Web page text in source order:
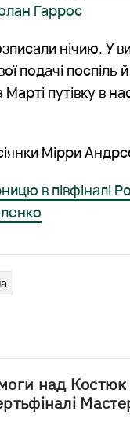
Гаррос
нічию. У
подачі поспіль
путівку в
Мірри
в півфіналі
над Костюк